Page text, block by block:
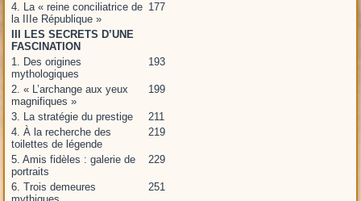
4. La « reine conciliatrice de
la IIIe République »
177
III LES SECRETS D’UNE
FASCINATION
1. Des origines
mythologiques
193
2. « L’archange aux yeux
magnifiques »
199
3. La stratégie du prestige
211
4. À la recherche des
toilettes de légende
219
5. Amis fidèles : galerie de
portraits
229
6. Trois demeures
251